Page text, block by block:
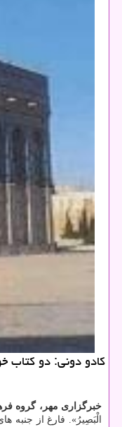
كادو دونی: دو كتاب
خبرگزاری مهر، گروه
الْبَصِیرُ». فارغ از